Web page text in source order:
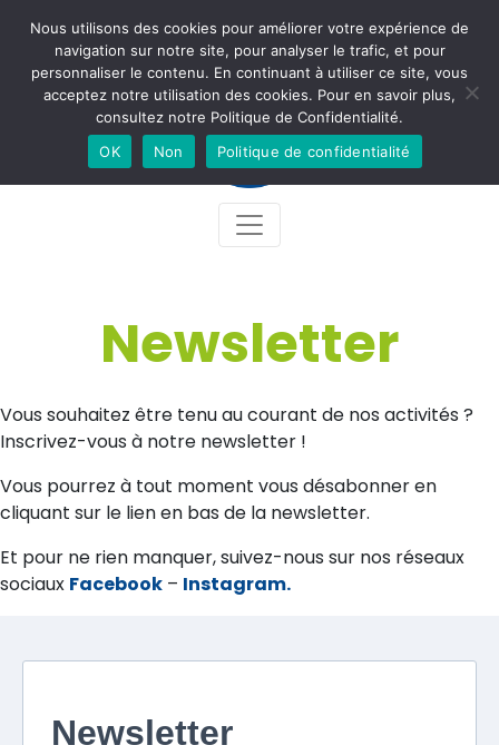
Newsletter Accès Contact Facebook Instagram
Newsletter
Vous souhaitez être tenu au courant de nos activités ?
Inscrivez-vous à notre newsletter !
Vous pourrez à tout moment vous désabonner en
cliquant sur le lien en bas de la newsletter.
Et pour ne rien manquer, suivez-nous sur nos réseaux
sociaux Facebook – Instagram.
Nous utilisons des cookies pour améliorer votre expérience de
navigation sur notre site, pour analyser le trafic, et pour
personnaliser le contenu. En continuant à utiliser ce site, vous
acceptez notre utilisation des cookies. Pour en savoir plus,
consultez notre Politique de Confidentialité.
OK
Non Politique de confidentialité